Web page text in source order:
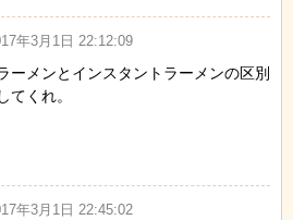
年3月1日 22:12:09
ーメンとインスタントラーメンの区別
てくれ。
年3月1日 22:45:02